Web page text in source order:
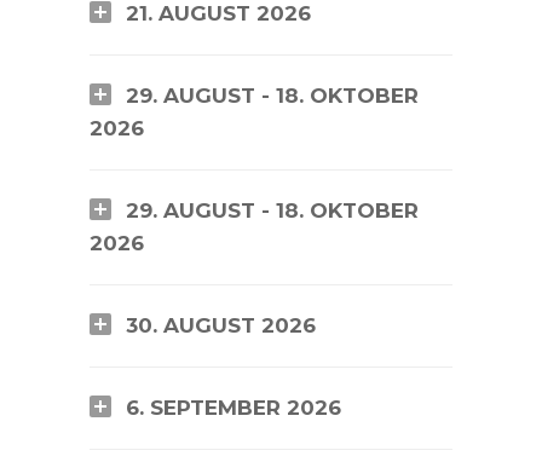
21. AUGUST 2026
29. AUGUST - 18. OKTOBER
2026
29. AUGUST - 18. OKTOBER
2026
30. AUGUST 2026
6. SEPTEMBER 2026